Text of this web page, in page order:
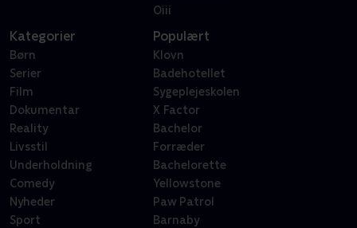
Oiii
Kategorier
Børn
Serier
Film
Dokumentar
Reality
Livsstil
Underholdning
Comedy
Nyheder
Sport
Populært
Klovn
Badehotellet
Sygeplejeskolen
X Factor
Bachelor
Forræder
Bachelorette
Yellowstone
Paw Patrol
Barnaby